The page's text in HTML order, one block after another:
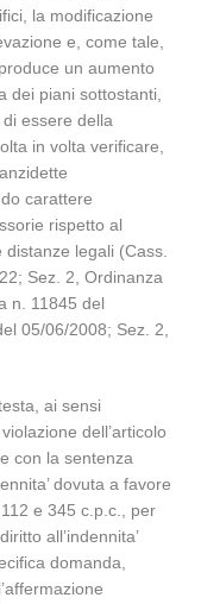
la modificazione
e, come tale,
un aumento
dei piani sottostanti,
essere della
in volta verificare,
carattere
rispetto al
legali (Cass.
Sez. 2, Ordinanza
n. 11845 del
05/06/2008; Sez. 2,
ai sensi
dell’articolo
con la sentenza
dovuta a favore
e 345 c.p.c., per
all’indennita’
domanda,